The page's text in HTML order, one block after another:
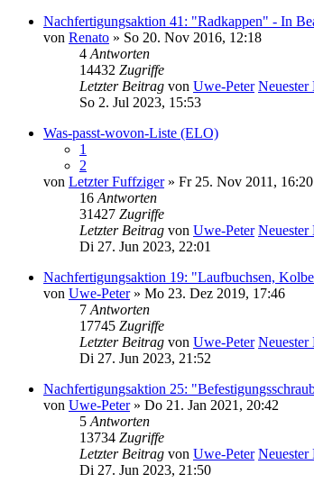
Nachfertigungsaktion 41: "Radkappen" - In
von Renato » So 20. Nov 2016, 12:18
4 Antworten
14432 Zugriffe
Letzter Beitrag von Uwe-Peter Neuester
So 2. Jul 2023, 15:53
Was-passt-wovon-Liste (ELO)
1
2
von Letzter Fuffziger» Fr 25. Nov 2011, 16:20
16 Antworten
31427 Zugriffe
Letzter Beitrag von Uwe-Peter Neuester
Di 27. Jun 2023, 22:01
Nachfertigungsaktion 19: "Laufbuchsen,
von Uwe-Peter» Mo 23. Dez 2019, 17:46
7 Antworten
17745 Zugriffe
Letzter Beitrag von Uwe-Peter Neuester
Di 27. Jun 2023, 21:52
Nachfertigungsaktion 25:
von Uwe-Peter» Do 21. Jan 2021, 20:42
5 Antworten
13734 Zugriffe
Letzter Beitrag von Uwe-Peter Neuester
Di 27. Jun 2023, 21:50